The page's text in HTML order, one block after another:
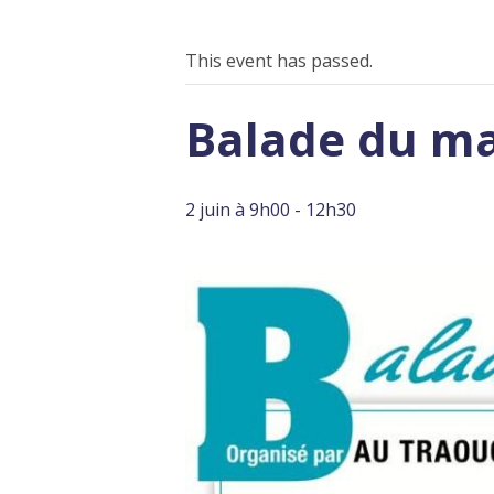
This event has passed.
Balade du
2 juin à 9h00 - 12h30